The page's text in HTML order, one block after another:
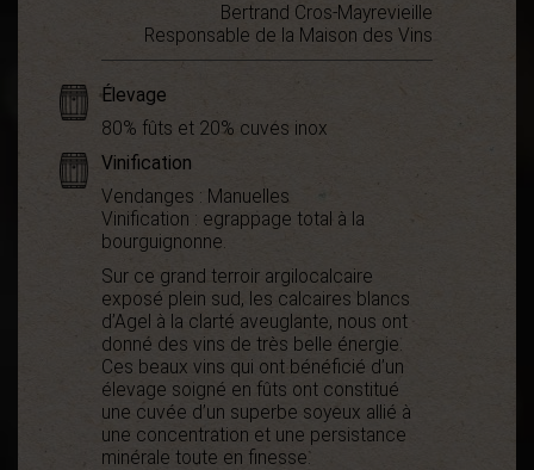
Bertrand Cros-Mayrevieille
Responsable de la Maison des Vins
Élevage
80% fûts et 20% cuves inox
Vinification
Vendanges : Manuelles
Vinification : egrappage total à la
bourguignonne.
Sur ce grand terroir argilocalcaire
exposé plein sud, les calcaires blancs
d’Agel à la clarté aveuglante, nous ont
donné des vins de très belle énergie.
Ces beaux vins qui ont bénéficié d’un
élevage soigné en fûts ont constitué
une cuvée d’un superbe soyeux allié à
une concentration et une persistance
minérale toute en finesse.